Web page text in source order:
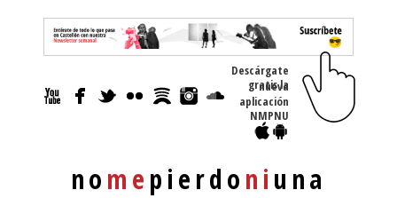
nomepierdoniuna
Descárgate
gratis la nueva
aplicación
NMPNU